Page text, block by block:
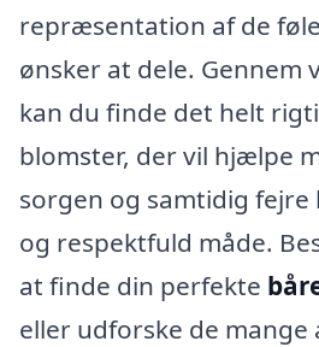
repræsentation af de
ønsker at dele. Gennem
kan du finde det helt
blomster, der vil hjælpe
sorgen og samtidig fejre
og respektfuld måde.
at finde din perfekte
eller udforske de mange